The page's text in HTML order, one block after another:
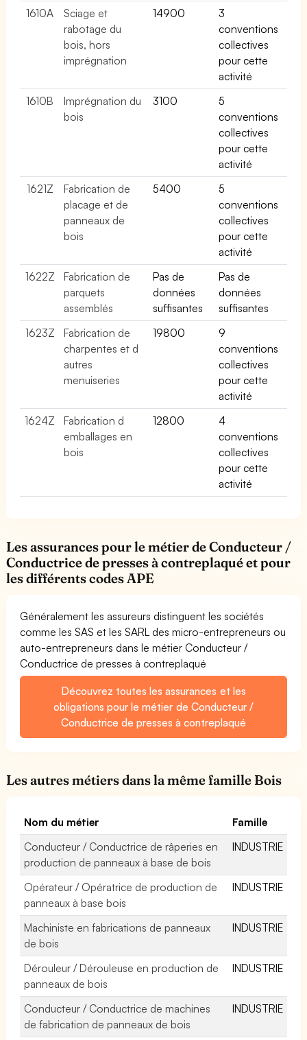
1610A
Sciage et
rabotage du
bois, hors
imprégnation
14900
3
conventions
collectives
pour cette
activité
1610B
Imprégnation du
bois
3100
5
conventions
collectives
pour cette
activité
1621Z
Fabrication de
placage et de
panneaux de
bois
5400
5
conventions
collectives
pour cette
activité
1622Z
Fabrication de
parquets
assemblés
Pas de
données
suffisantes
Pas de
données
suffisantes
1623Z
Fabrication de
charpentes et d
autres
menuiseries
19800
9
conventions
collectives
pour cette
activité
1624Z
Fabrication d
emballages en
bois
12800
4
conventions
collectives
pour cette
activité
Les assurances pour le métier de Conducteur /
Conductrice de presses à contreplaqué et pour
les différents codes APE
Généralement les assureurs distinguent les sociétés
comme les SAS et les SARL des micro-entrepreneurs ou
auto-entrepreneurs dans le métier Conducteur /
Conductrice de presses à contreplaqué
Découvrez toutes les assurances et les
obligations pour le métier de Conducteur /
Conductrice de presses à contreplaqué
Les autres métiers dans la même famille Bois
Nom du métier
Famille
Conducteur / Conductrice de râperies en
production de panneaux à base de bois
INDUSTRIE
Opérateur / Opératrice de production de
panneaux à base bois
INDUSTRIE
Machiniste en fabrications de panneaux
de bois
INDUSTRIE
Dérouleur / Dérouleuse en production de
panneaux de bois
INDUSTRIE
Conducteur / Conductrice de machines
de fabrication de panneaux de bois
INDUSTRIE